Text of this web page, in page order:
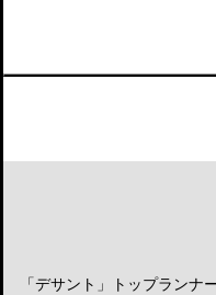
「デサント」トップランナ